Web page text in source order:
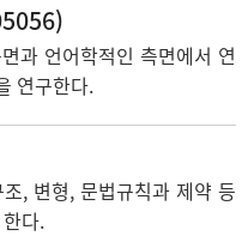
과 언어학적인 측면에서 연
연구한다.
, 변형, 문법규칙과 제약 등
다.